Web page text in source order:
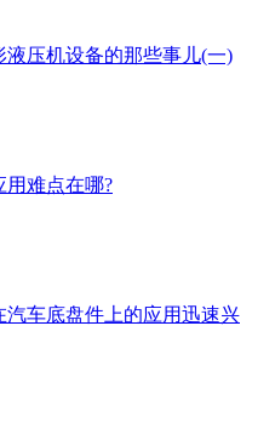
压机设备的那些事儿(一)
用难点在哪?
汽车底盘件上的应用迅速兴